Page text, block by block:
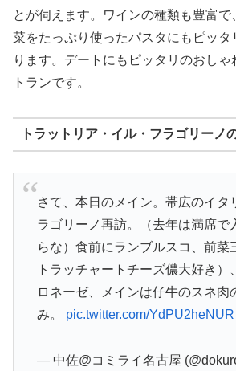
とが伺えます。ワインの種類も豊富
菜をたっぷり使ったパスタにもピッタ
ります。デートにもピッタリのおしゃ
トランです。
トラットリア・イル・フラゴリーノ
さて、本日のメイン。帯広のイタ
ラゴリーノ再訪。（去年は満席で
らな）食前にランブルスコ、前菜
トラッチャートチーズ儂大好き）
ロネーゼ、メインは仔牛のスネ肉
み。 pic.twitter.com/YdPU2heNUR
— 中佐@コミライ名古屋